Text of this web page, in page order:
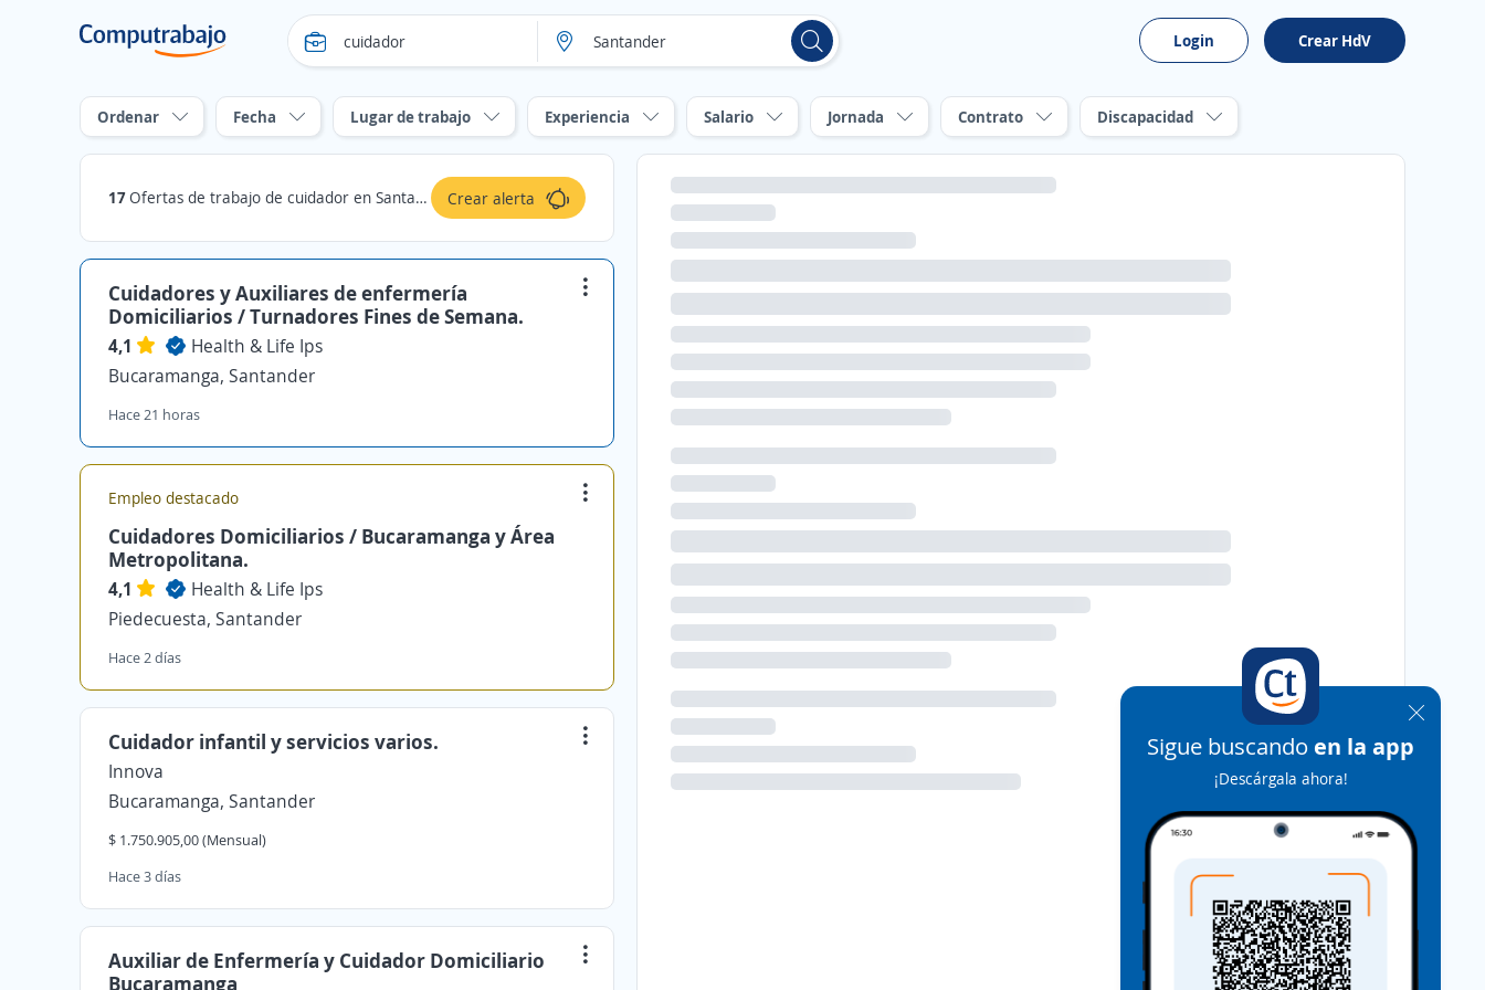
Login Crear HdV
Ordenar Fecha Lugar de trabajo Experiencia Salario Jornada Contrato Discapacidad
17Ofertas de trabajo de cuidador en Santander Crear alerta
Cuidadores y Auxiliares de enfermería
Domiciliarios / Turnadores Fines de Semana.
4,1
Health & Life Ips
Bucaramanga, Santander
Hace 21 horas
Empleo destacado
Cuidadores Domiciliarios / Bucaramanga y Área
Metropolitana.
4,1
Health & Life Ips
Piedecuesta, Santander
Hace 2 días
Cuidador infantil y servicios varios.
Innova
Bucaramanga, Santander
$ 1.750.905,00 (Mensual)
Hace 3 días
Auxiliar de Enfermería y Cuidador Domiciliario
Bucaramanga
Sigue buscando en la app
¡Descárgala ahora!